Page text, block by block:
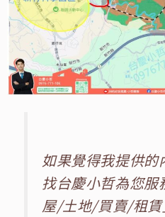
如果覺得我提供
找台慶小哲為您
屋/土地/買賣/租賃